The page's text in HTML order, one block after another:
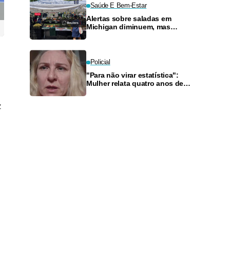
Saúde E Bem-Estar
Alertas sobre saladas em
Michigan diminuem, mas
Policial
"Para não virar estatística":
Mulher relata quatro anos de